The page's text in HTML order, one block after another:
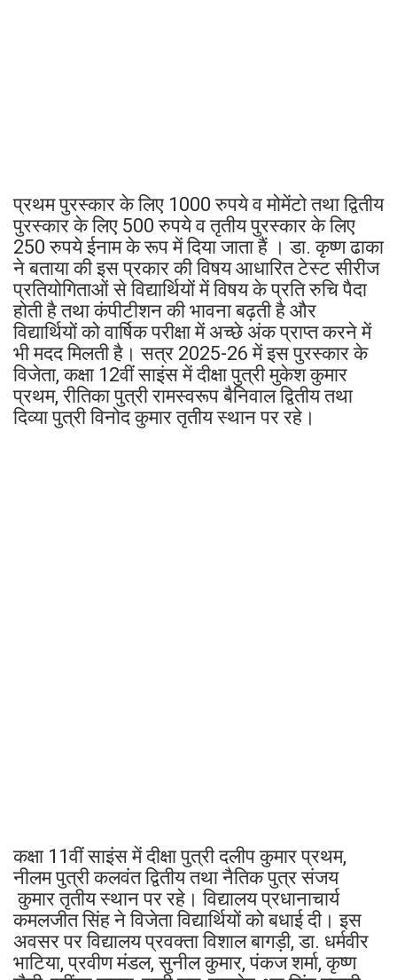
प्रथम पुरस्कार के लिए 1000 रुपये व मोमेंटो तथा द्वितीय
पुरस्कार के लिए 500 रुपये व तृतीय पुरस्कार के लिए
250 रुपये ईनाम के रूप में दिया जाता हैं । डा. कृष्ण ढाका
ने बताया की इस प्रकार की विषय आधारित टेस्ट सीरीज
प्रतियोगिताओं से विद्यार्थियों में विषय के प्रति रुचि पैदा
होती है तथा कंपीटीशन की भावना बढ़ती है और
विद्यार्थियों को वार्षिक परीक्षा में अच्छे अंक प्राप्त करने में
भी मदद मिलती है। सत्र 2025-26 में इस पुरस्कार के
विजेता, कक्षा 12वीं साइंस में दीक्षा पुत्री मुकेश कुमार
प्रथम, रीतिका पुत्री रामस्वरूप बैनिवाल द्वितीय तथा
दिव्या पुत्री विनोद कुमार तृतीय स्थान पर रहे।
कक्षा 11वीं साइंस में दीक्षा पुत्री दलीप कुमार प्रथम,
नीलम पुत्री कलवंत द्वितीय तथा नैतिक पुत्र संजय
कुमार तृतीय स्थान पर रहे। विद्यालय प्रधानाचार्य
कमलजीत सिंह ने विजेता विद्यार्थियों को बधाई दी। इस
अवसर पर विद्यालय प्रवक्ता विशाल बागड़ी, डा. धर्मवीर
भाटिया, प्रवीण मंडल, सुनील कुमार, पंकज शर्मा, कृष्ण